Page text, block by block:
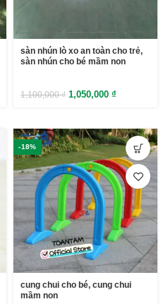
sàn nhún lò xo an toàn cho trẻ,
sàn nhún cho bé mầm non
1,100,000₫ 1,050,000 ₫
-18%
cung chui cho bé, cung chui
mầm non